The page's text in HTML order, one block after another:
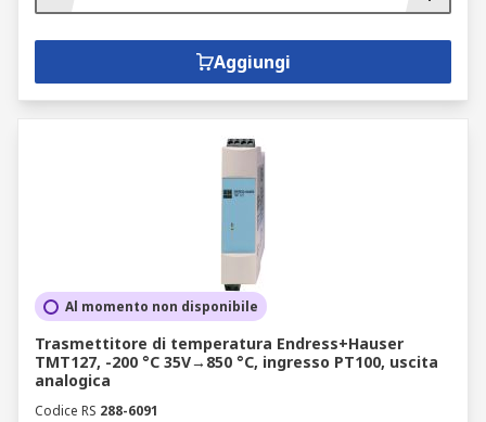
Aggiungi
Al momento non disponibile
Trasmettitore di temperatura Endress+Hauser
TMT127, -200 °C 35V→850 °C, ingresso PT100, uscita
analogica
Codice RS 288-6091